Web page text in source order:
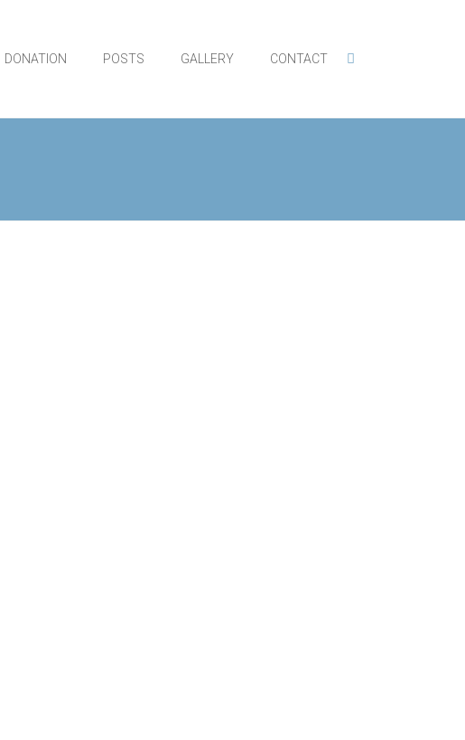
DONATION POSTS GALLERY CONTACT